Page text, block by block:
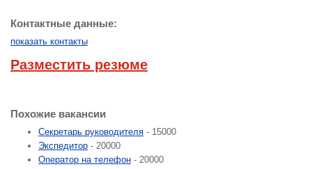
Контактные данные:
показать контакты
Разместить резюме
Похожие вакансии
Секретарь руководителя - 15000
Экспедитор - 20000
Оператор на телефон - 20000